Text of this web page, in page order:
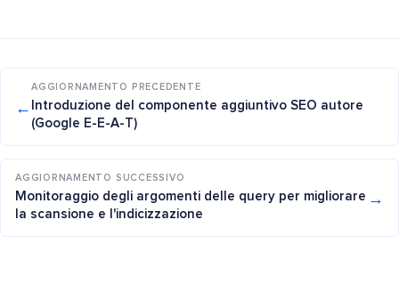
←
AGGIORNAMENTO PRECEDENTE
Introduzione del componente aggiuntivo SEO autore
(Google E-E-A-T)
AGGIORNAMENTO SUCCESSIVO
Monitoraggio degli argomenti delle query per migliorare
la scansione e l'indicizzazione
→